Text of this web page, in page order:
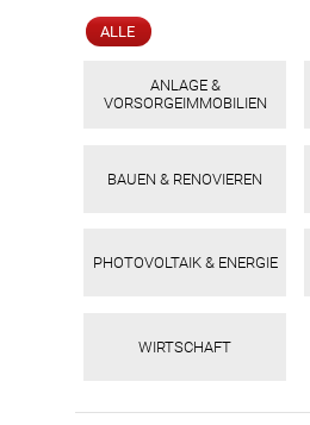
ALLE
ANLAGE &
VORSORGEIMMOBILIEN
BAUEN & RENOVIEREN
PHOTOVOLTAIK & ENERGIE
WIRTSCHAFT